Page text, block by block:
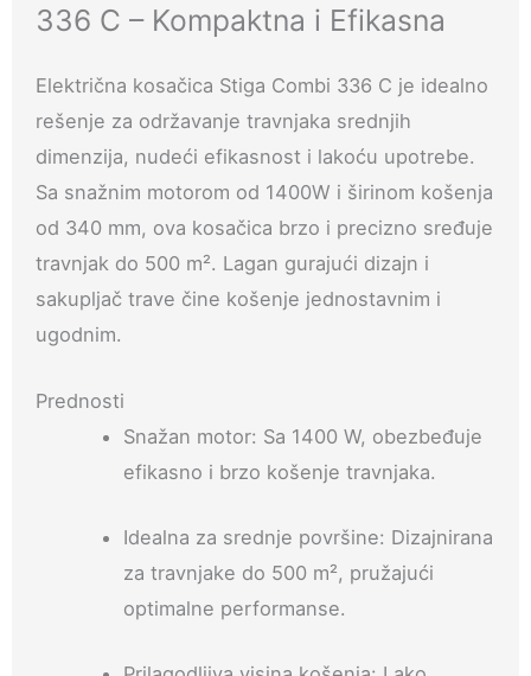
336 C – Kompaktna i Efikasna
Električna kosačica Stiga Combi 336 C je idealno
rešenje za održavanje travnjaka srednjih
dimenzija, nudeći efikasnost i lakoću upotrebe.
Sa snažnim motorom od 1400W i širinom košenja
od 340 mm, ova kosačica brzo i precizno sređuje
travnjak do 500 m². Lagan gurajući dizajn i
sakupljač trave čine košenje jednostavnim i
ugodnim.
Prednosti
Snažan motor: Sa 1400 W, obezbeđuje
efikasno i brzo košenje travnjaka.
Idealna za srednje površine: Dizajnirana
za travnjake do 500 m², pružajući
optimalne performanse.